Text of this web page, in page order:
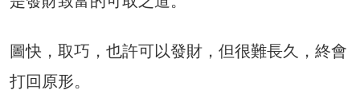
圖快，取巧，也許可以發財，但很難長久，終會
打回原形。